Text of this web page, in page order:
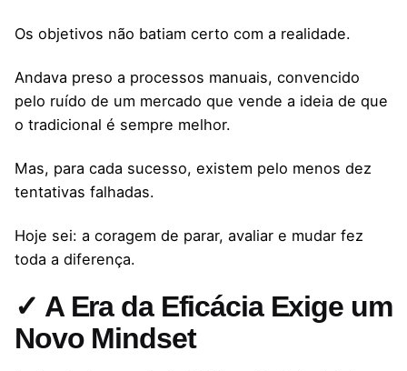
Os objetivos não batiam certo com a realidade.
Andava preso a processos manuais, convencido
pelo ruído de um mercado que vende a ideia de que
o tradicional é sempre melhor.
Mas, para cada sucesso, existem pelo menos dez
tentativas falhadas.
Hoje sei: a coragem de parar, avaliar e mudar fez
toda a diferença.
✓ A Era da Eficácia Exige um
Novo Mindset